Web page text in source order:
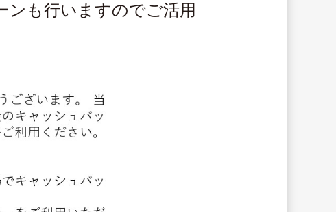
ンも行いますのでご活用